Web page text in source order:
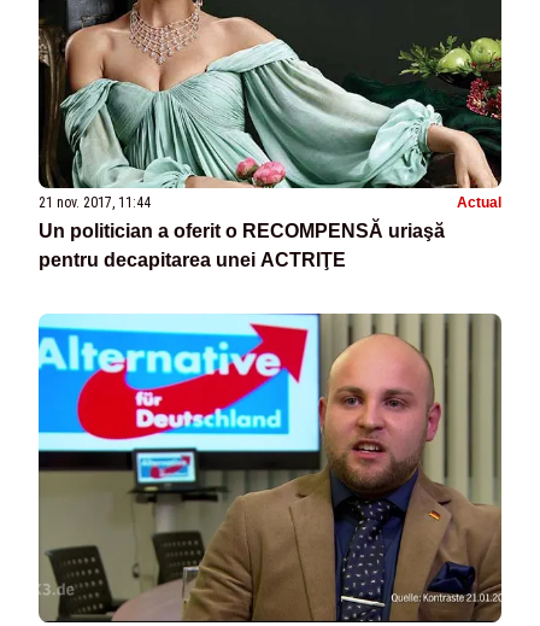
21 nov. 2017, 11:44 Actual
Un politician a oferit o RECOMPENSĂ uriaşă
pentru decapitarea unei ACTRIŢE